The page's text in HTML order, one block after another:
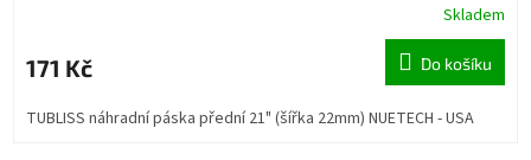
Skladem
171 Kč Do košíku
TUBLISS náhradní páska přední 21" (šířka 22mm) NUETECH - USA